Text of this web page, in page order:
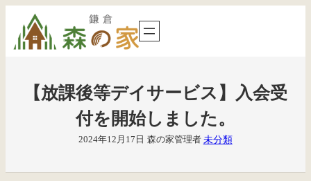
を
【放課後等デイサービス】入会受
付を開始しました。
2024年12月17日 森の家管理者 未分類